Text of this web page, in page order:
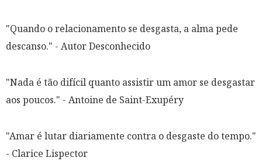
"Quando o relacionamento se desgasta, a alma pede
descanso." - Autor Desconhecido
"Nada é tão difícil quanto assistir um amor se desgastar
aos poucos." - Antoine de Saint-Exupéry
"Amar é lutar diariamente contra o desgaste do tempo."
- Clarice Lispector